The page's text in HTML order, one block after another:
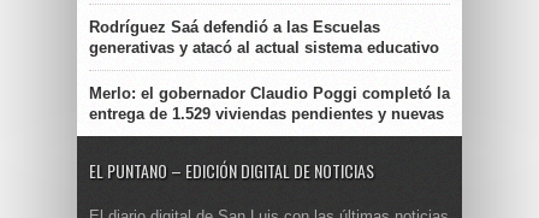
Rodríguez Saá defendió a las Escuelas
generativas y atacó al actual sistema educativo
Merlo: el gobernador Claudio Poggi completó la
entrega de 1.529 viviendas pendientes y nuevas
EL PUNTANO – EDICIÓN DIGITAL DE NOTICIAS